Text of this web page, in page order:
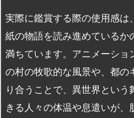
実際に鑑賞する際の使用感は
紙の物語を読み進めているか
満ちています。アニメーショ
の村の牧歌的な風景や、都の
り合うことで、異世界とい
きる人々の体温や息遣いが